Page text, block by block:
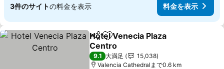
3件のサイトの料金を表示 料金を表示
シェアお気に入りに追加
Hotel Venecia Plaza
Centro
9.1 大満足
15,038
Valencia Cathedralまで0.6 km